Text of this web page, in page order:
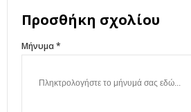
Προσθήκη σχολίου
Μήνυμα *